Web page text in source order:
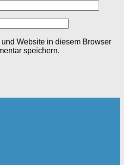
Website in diesem Browser
speichern.